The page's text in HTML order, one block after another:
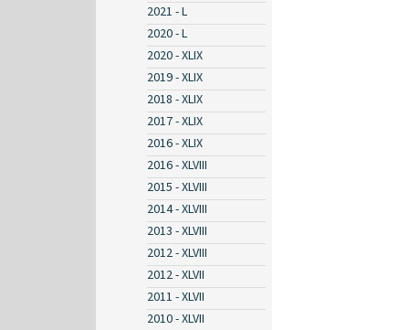
2021 - L
2020 - L
2020 - XLIX
2019 - XLIX
2018 - XLIX
2017 - XLIX
2016 - XLIX
2016 - XLVIII
2015 - XLVIII
2014 - XLVIII
2013 - XLVIII
2012 - XLVIII
2012 - XLVII
2011 - XLVII
2010 - XLVII